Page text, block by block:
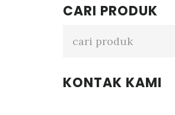
Primary
Sidebar
CARI PRODUK
KONTAK KAMI